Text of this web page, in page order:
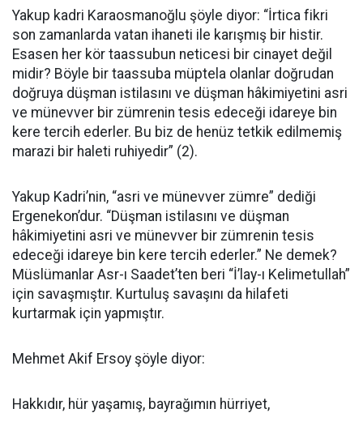
Yakup kadri Karaosmanoğlu şöyle diyor: “İrtica fikri
son zamanlarda vatan ihaneti ile karışmış bir histir.
Esasen her kör taassubun neticesi bir cinayet değil
midir? Böyle bir taassuba müptela olanlar doğrudan
doğruya düşman istilasını ve düşman hâkimiyetini asri
ve münevver bir zümrenin tesis edeceği idareye bin
kere tercih ederler. Bu biz de henüz tetkik edilmemiş
marazi bir haleti ruhiyedir” (2).
Yakup Kadri’nin, “asri ve münevver zümre” dediği
Ergenekon’dur. “Düşman istilasını ve düşman
hâkimiyetini asri ve münevver bir zümrenin tesis
edeceği idareye bin kere tercih ederler.” Ne demek?
Müslümanlar Asr-ı Saadet’ten beri “İ’lay-ı Kelimetullah”
için savaşmıştır. Kurtuluş savaşını da hilafeti
kurtarmak için yapmıştır.
Mehmet Akif Ersoy şöyle diyor:
Hakkıdır, hür yaşamış, bayrağımın hürriyet,